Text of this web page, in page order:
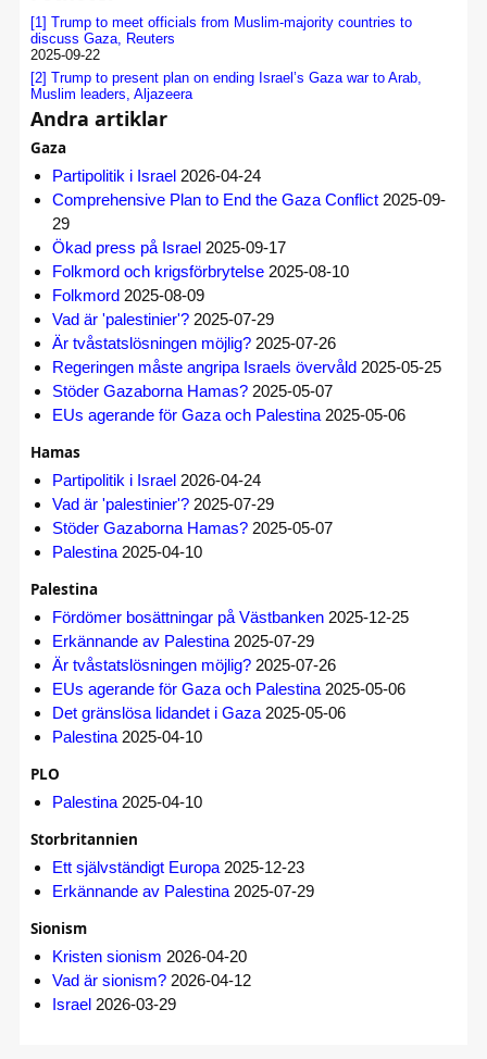
[1] Trump to meet officials from Muslim-majority countries to
discuss Gaza, Reuters
2025-09-22
[2] Trump to present plan on ending Israel’s Gaza war to Arab,
Muslim leaders, Aljazeera
Andra artiklar
Gaza
Partipolitik i Israel 2026-04-24
Comprehensive Plan to End the Gaza Conflict 2025-09-
29
Ökad press på Israel 2025-09-17
Folkmord och krigsförbrytelse 2025-08-10
Folkmord 2025-08-09
Vad är 'palestinier'? 2025-07-29
Är tvåstatslösningen möjlig? 2025-07-26
Regeringen måste angripa Israels övervåld 2025-05-25
Stöder Gazaborna Hamas? 2025-05-07
EUs agerande för Gaza och Palestina 2025-05-06
Hamas
Partipolitik i Israel 2026-04-24
Vad är 'palestinier'? 2025-07-29
Stöder Gazaborna Hamas? 2025-05-07
Palestina 2025-04-10
Palestina
Fördömer bosättningar på Västbanken 2025-12-25
Erkännande av Palestina 2025-07-29
Är tvåstatslösningen möjlig? 2025-07-26
EUs agerande för Gaza och Palestina 2025-05-06
Det gränslösa lidandet i Gaza 2025-05-06
Palestina 2025-04-10
PLO
Palestina 2025-04-10
Storbritannien
Ett självständigt Europa 2025-12-23
Erkännande av Palestina 2025-07-29
Sionism
Kristen sionism 2026-04-20
Vad är sionism? 2026-04-12
Israel 2026-03-29